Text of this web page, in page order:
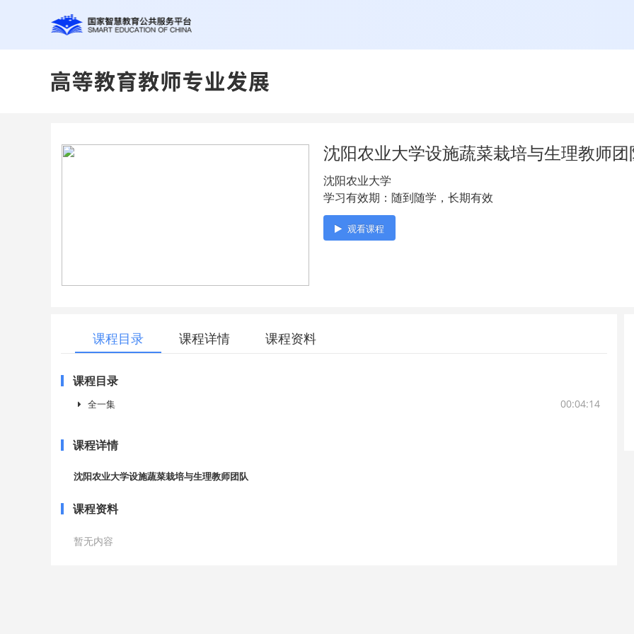
沈阳农业大学设施蔬菜栽培与生理教师团
沈阳农业大学
学习有效期：随到随学，长期有效
观看课程
课程目录 课程详情 课程资料
课程目录
全一集 00:04:14
课程详情
沈阳农业大学设施蔬菜栽培与生理教师团队
课程资料
暂无内容